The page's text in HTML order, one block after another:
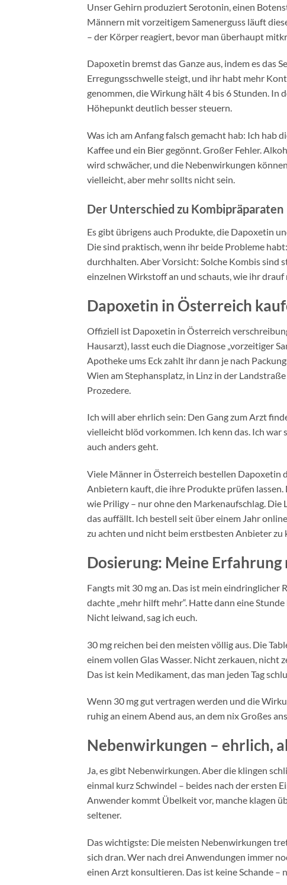
Unser Gehirn produziert Serotonin, einen
Männern mit vorzeitigem Samenerguss läuft
– der Körper reagiert, bevor man überhaupt
Dapoxetin bremst das Ganze aus, indem es das
Erregungsschwelle steigt, und ihr habt mehr
genommen, die Wirkung hält 4 bis 6 Stunden. In
Höhepunkt deutlich besser steuern.
Was ich am Anfang falsch gemacht hab: Ich hab
Kaffee und ein Bier gegönnt. Großer Fehler.
wird schwächer, und die Nebenwirkungen
vielleicht, aber mehr sollts nicht sein.
Der Unterschied zu Kombipräparaten
Es gibt übrigens auch Produkte, die Dapoxetin
Die sind praktisch, wenn ihr beide Probleme
durchhalten. Aber Vorsicht: Solche Kombis sind
einzelnen Wirkstoff an und schauts, wie ihr drauf
Dapoxetin in Österreich
Offiziell ist Dapoxetin in Österreich
Hausarzt), lasst euch die Diagnose „vorzeitiger
Apotheke ums Eck zahlt ihr dann je nach
Wien am Stephansplatz, in Linz in der
Prozedere.
Ich will aber ehrlich sein: Den Gang zum Arzt
vielleicht blöd vorkommen. Ich kenn das. Ich war
auch anders geht.
Viele Männer in Österreich bestellen Dapoxetin
Anbietern kauft, die ihre Produkte prüfen
wie Priligy – nur ohne den Markenaufschlag.
das auffällt. Ich bestell seit über einem Jahr
zu achten und nicht beim erstbesten Anbieter zu
Dosierung: Meine Erfahrung
Fangts mit 30 mg an. Das ist mein eindringlicher
dachte „mehr hilft mehr“. Hatte dann eine
Nicht leiwand, sag ich euch.
30 mg reichen bei den meisten völlig aus. Die
einem vollen Glas Wasser. Nicht zerkauen, nicht
Das ist kein Medikament, das man jeden Tag
Wenn 30 mg gut vertragen werden und die
ruhig an einem Abend aus, an dem nix Großes
Nebenwirkungen – ehrlich,
Ja, es gibt Nebenwirkungen. Aber die klingen
einmal kurz Schwindel – beides nach der ersten
Anwender kommt Übelkeit vor, manche klagen
seltener.
Das wichtigste: Die meisten Nebenwirkungen
sich dran. Wer nach drei Anwendungen immer
einen Arzt konsultieren. Das ist keine Schande –